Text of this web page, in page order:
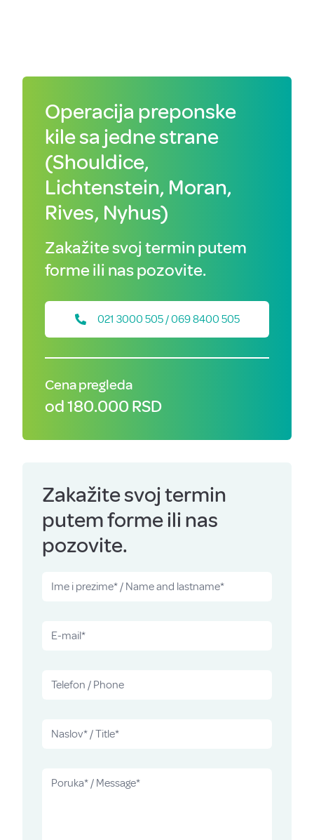
Operacija preponske
kile sa jedne strane
(Shouldice,
Lichtenstein, Moran,
Rives, Nyhus)
Zakažite svoj termin putem
forme ili nas pozovite.
021 3000 505 / 069 8400 505
Cena pregleda
od 180.000 RSD
Zakažite svoj termin
putem forme ili nas
pozovite.